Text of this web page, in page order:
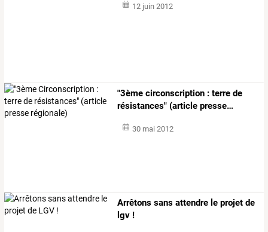
12 juin 2012
"3ème circonscription : terre de
résistances" (article presse…
30 mai 2012
Arrêtons sans attendre le projet de
lgv !